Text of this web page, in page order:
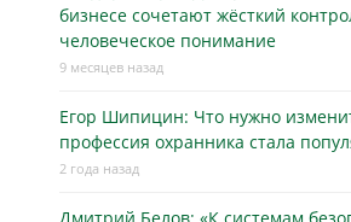
бизнесe сочетают жёсткий
человеческое понимание
9 месяцев назад
Егор Шипицин: Что нужно
профессия охранника стала
2 года назад